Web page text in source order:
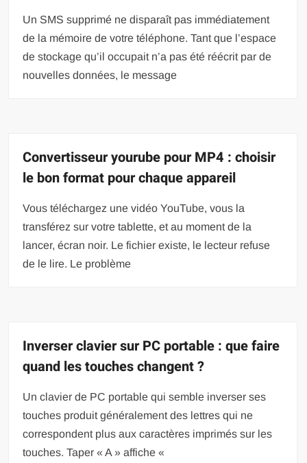
Un SMS supprimé ne disparaît pas immédiatement
de la mémoire de votre téléphone. Tant que l’espace
de stockage qu’il occupait n’a pas été réécrit par de
nouvelles données, le message
Convertisseur yourube pour MP4 : choisir
le bon format pour chaque appareil
Vous téléchargez une vidéo YouTube, vous la
transférez sur votre tablette, et au moment de la
lancer, écran noir. Le fichier existe, le lecteur refuse
de le lire. Le problème
Inverser clavier sur PC portable : que faire
quand les touches changent ?
Un clavier de PC portable qui semble inverser ses
touches produit généralement des lettres qui ne
correspondent plus aux caractères imprimés sur les
touches. Taper « A » affiche «